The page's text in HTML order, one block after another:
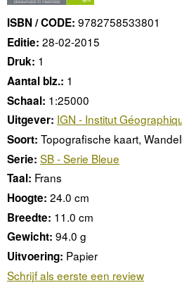
ISBN / CODE: 9782758533801
Editie: 28-02-2015
Druk: 1
Aantal blz.: 1
Schaal: 1:25000
Uitgever: IGN - Institut
Soort: Topografische kaart,
Serie: SB - Serie Bleue
Taal: Frans
Hoogte: 24.0 cm
Breedte: 11.0 cm
Gewicht: 94.0 g
Uitvoering: Papier
Schrijf als eerste een review